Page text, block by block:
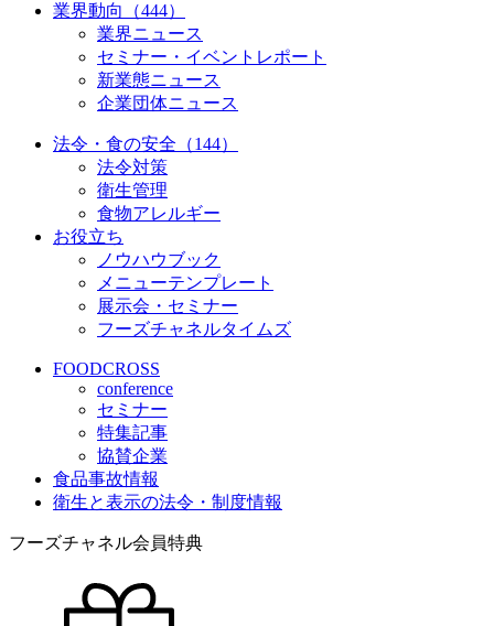
業界動向（444）
業界ニュース
セミナー・イベントレポート
新業態ニュース
企業団体ニュース
法令・食の安全（144）
法令対策
衛生管理
食物アレルギー
お役立ち
ノウハウブック
メニューテンプレート
展示会・セミナー
フーズチャネルタイムズ
FOODCROSS
conference
セミナー
特集記事
協賛企業
食品事故情報
衛生と表示の法令・制度情報
フーズチャネル会員特典